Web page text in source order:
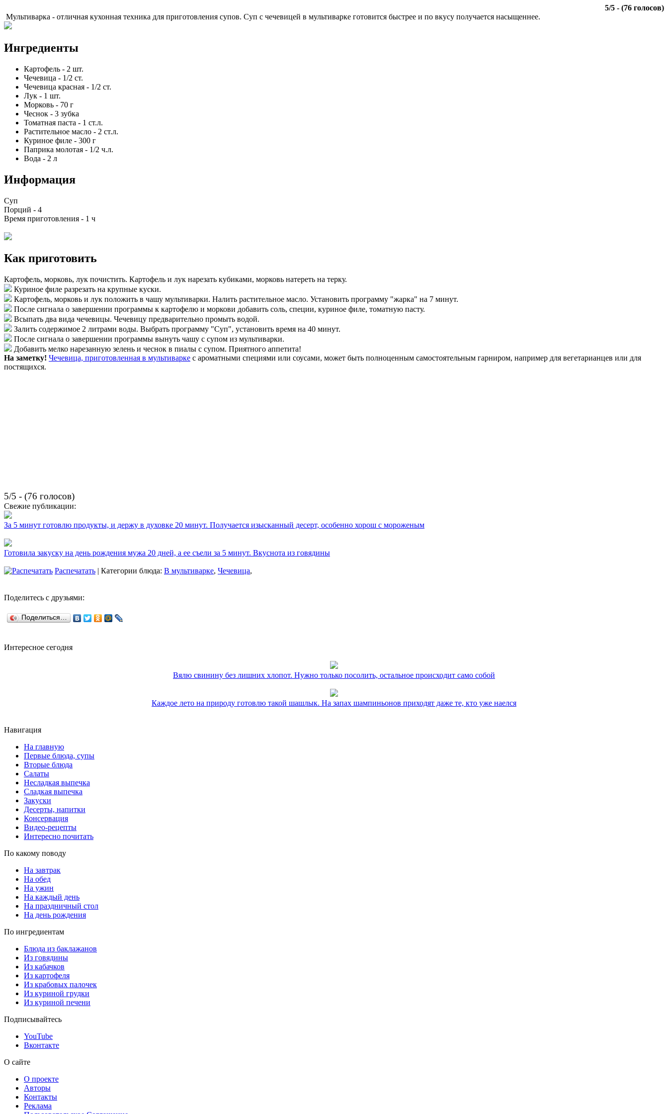
5/5 - (76 голосов)
Мультиварка - отличная кухонная техника для приготовления супов. Суп с чечевицей в мультиварке готовится быстрее и по вкусу получается насыщеннее.
Ингредиенты
Картофель - 2 шт.
Чечевица - 1/2 ст.
Чечевица красная - 1/2 ст.
Лук - 1 шт.
Морковь - 70 г
Чеснок - 3 зубка
Томатная паста - 1 ст.л.
Растительное масло - 2 ст.л.
Куриное филе - 300 г
Паприка молотая - 1/2 ч.л.
Вода - 2 л
Информация
Суп
Порций - 4
Время приготовления - 1 ч
Как приготовить
Картофель, морковь, лук почистить. Картофель и лук нарезать кубиками, морковь натереть на терку.
Куриное филе разрезать на крупные куски.
Картофель, морковь и лук положить в чашу мультиварки. Налить растительное масло. Установить программу "жарка" на 7 минут.
После сигнала о завершении программы к картофелю и моркови добавить соль, специи, куриное филе, томатную пасту.
Всыпать два вида чечевицы. Чечевицу предварительно промыть водой.
Залить содержимое 2 литрами воды. Выбрать программу "Суп", установить время на 40 минут.
После сигнала о завершении программы вынуть чашу с супом из мультиварки.
Добавить мелко нарезанную зелень и чеснок в пиалы с супом. Приятного аппетита!
На заметку! Чечевица, приготовленная в мультиварке с ароматными специями или соусами, может быть полноценным самостоятельным гарниром, например для вегетарианцев или для
постящихся.
5/5 - (76 голосов)
Свежие публикации:
За 5 минут готовлю продукты, и держу в духовке 20 минут. Получается изысканный десерт, особенно хорош с мороженым
Готовила закуску на день рождения мужа 20 дней, а ее съели за 5 минут. Вкуснота из говядины
Распечатать | Категории блюда: В мультиварке, Чечевица,
Поделитесь с друзьями:
Поделиться…
Интересное сегодня
Вялю свинину без лишних хлопот. Нужно только посолить, остальное происходит само собой
Каждое лето на природу готовлю такой шашлык. На запах шампиньонов приходят даже те, кто уже наелся
Навигация
На главную
Первые блюда, супы
Вторые блюда
Салаты
Несладкая выпечка
Сладкая выпечка
Закуски
Десерты, напитки
Консервация
Видео-рецепты
Интересно почитать
По какому поводу
На завтрак
На обед
На ужин
На каждый день
На праздничный стол
На день рождения
По ингредиентам
Блюда из баклажанов
Из говядины
Из кабачков
Из картофеля
Из крабовых палочек
Из куриной грудки
Из куриной печени
Подписывайтесь
YouTube
Вконтакте
О сайте
О проекте
Авторы
Контакты
Реклама